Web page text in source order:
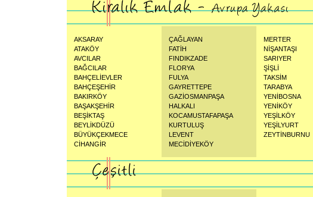
AKSARAY
ATAKÖY
AVCILAR
BAĞCILAR
BAHÇELİEVLER
BAHÇEŞEHİR
BAKIRKÖY
BAŞAKŞEHİR
BEŞİKTAŞ
BEYLİKDÜZÜ
BÜYÜKÇEKMECE
CİHANGİR
ÇAĞLAYAN
FATİH
FINDIKZADE
FLORYA
FULYA
GAYRETTEPE
GAZİOSMANPAŞA
HALKALI
KOCAMUSTAFAPAŞA
KURTULUŞ
LEVENT
MECİDİYEKÖY
MERTER
NİŞANTAŞI
SARIYER
ŞİŞLİ
TAKSİM
TARABYA
YENİBOSNA
YENİKÖY
YEŞİLKÖY
YEŞİLYURT
ZEYTİNBURNU